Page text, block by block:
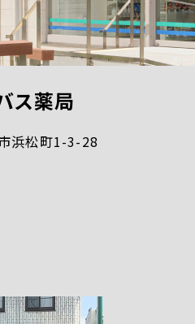
ス薬局
浜松町1-3-28